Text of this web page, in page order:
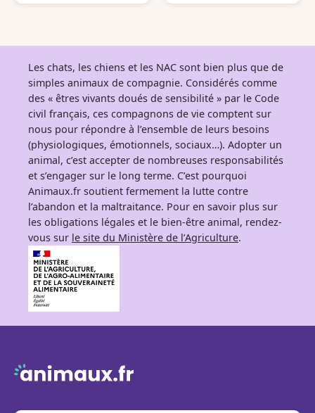
Les chats, les chiens et les NAC sont bien plus que de
simples animaux de compagnie. Considérés comme
des « êtres vivants doués de sensibilité » par le Code
civil français, ces compagnons de vie comptent sur
nous pour répondre à l’ensemble de leurs besoins
(physiologiques, émotionnels, sociaux…). Adopter un
animal, c’est accepter de nombreuses responsabilités
et s’engager sur le long terme. C’est pourquoi
Animaux.fr soutient fermement la lutte contre
l’abandon et la maltraitance. Pour en savoir plus sur
les obligations légales et le bien-être animal, rendez-
vous sur le site du Ministère de l’Agriculture.